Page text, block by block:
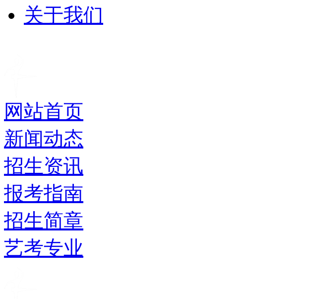
关于我们
网站首页
新闻动态
招生资讯
报考指南
招生简章
艺考专业